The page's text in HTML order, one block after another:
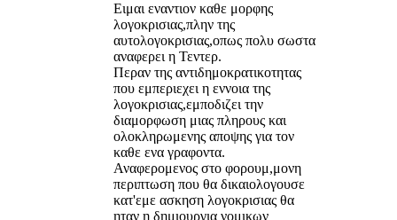
Ειμαι εναντιον καθε μορφης
λογοκρισιας,πλην της
αυτολογοκρισιας,οπως πολυ σωστα
αναφερει η Τεντερ.
Περαν της αντιδημοκρατικοτητας
που εμπεριεχει η εννοια της
λογοκρισιας,εμποδιζει την
διαμορφωση μιας πληρους και
ολοκληρωμενης αποψης για τον
καθε ενα γραφοντα.
Αναφερομενος στο φορουμ,μονη
περιπτωση που θα δικαιολογουσε
κατ'εμε ασκηση λογοκρισιας θα
ηταν η δημιουργια νομικων